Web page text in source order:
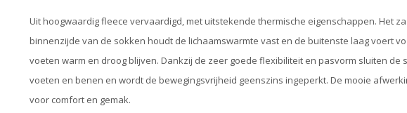
Uit hoogwaardig fleece vervaardigd, met uitstekende thermische eigenschappen. Het
binnenzijde van de sokken houdt de lichaamswarmte vast en de buitenste laag voert
voeten warm en droog blijven. Dankzij de zeer goede flexibiliteit en pasvorm sluiten de
voeten en benen en wordt de bewegingsvrijheid geenszins ingeperkt. De mooie
voor comfort en gemak.